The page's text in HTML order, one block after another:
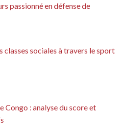
passionné en défense de
classes sociales à travers le sport
Congo : analyse du score et